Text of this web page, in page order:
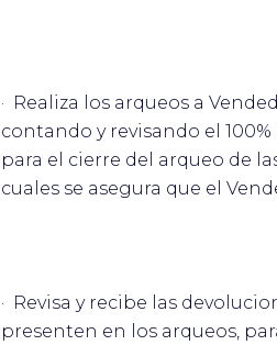
· Realiza los arqueos a
contando y revisando el
para el cierre del arqueo de
cuales se asegura que el
· Revisa y recibe las
presenten en los arqueos,